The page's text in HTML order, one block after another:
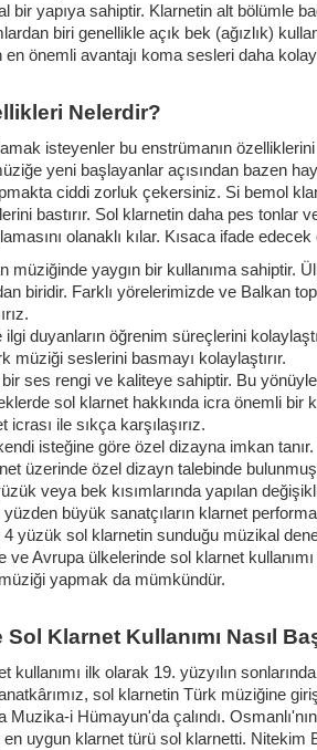
bir yapıya sahiptir. Klarnetin alt bölümle
biri genellikle açık bek (ağızlık)
en önemli avantajı koma sesleri daha
Nelerdir?
isteyenler bu enstrümanın
yeni başlayanlar açısından bazen
ciddi zorluk çekersiniz. Si bemol
bastırır. Sol klarnetin daha pes
olanaklı kılar. Kısaca ifade
müziğinde yaygın bir kullanıma sahiptir.
biridir. Farklı yörelerimizde ve Balkan
duyanların öğrenim süreçlerini
müziği seslerini basmayı kolaylaştırır.
ses rengi ve kaliteye sahiptir. Bu
sol klarnet hakkında icra önemli bir
icrası ile sıkça karşılaşırız.
isteğine göre özel dizayna imkan
üzerinde özel dizayn talebinde
veya bek kısımlarında yapılan
yüzden büyük sanatçıların klarnet
4 yüzük sol klarnetin sunduğu müzikal
ve Avrupa ülkelerinde sol klarnet
yapmak da mümkündür.
Klarnet Kullanımı Nasıl
kullanımı ilk olarak 19. yüzyılın
sol klarnetin Türk müziğine
Muzika-i Hümayun'da çalındı.
uygun klarnet türü sol klarnetti. Nitekim